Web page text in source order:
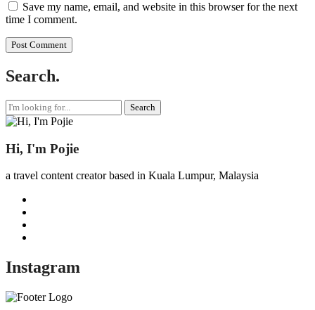
Save my name, email, and website in this browser for the next
time I comment.
Search.
Search
for:
Hi, I'm Pojie
a travel content creator based in Kuala Lumpur, Malaysia
Instagram